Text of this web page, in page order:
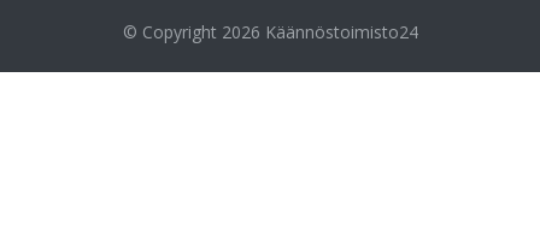
© Copyright 2026 Käännöstoimisto24